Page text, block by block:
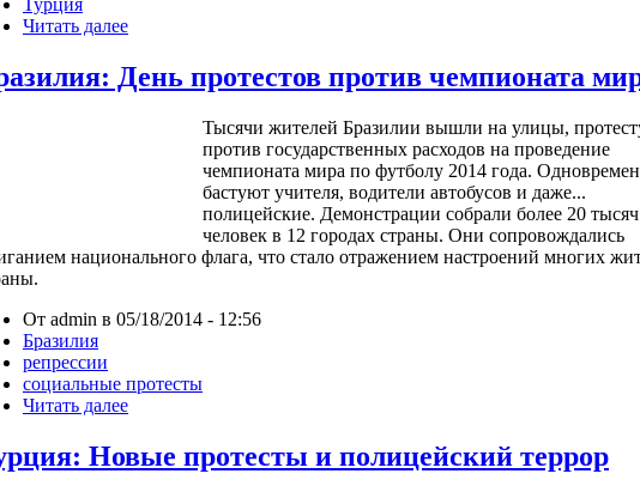
Турция
Читать далее
День протестов против чемпионата
Тысячи жителей Бразилии вышли на улицы,
против государственных расходов на проведение
чемпионата мира по футболу 2014 года.
бастуют учителя, водители автобусов и даже...
полицейские. Демонстрации собрали более 20 тысяч
человек в 12 городах страны. Они сопровождались
национального флага, что стало отражением настроений многих
От admin в 05/18/2014 - 12:56
Бразилия
репрессии
социальные протесты
Читать далее
Новые протесты и полицейский террор